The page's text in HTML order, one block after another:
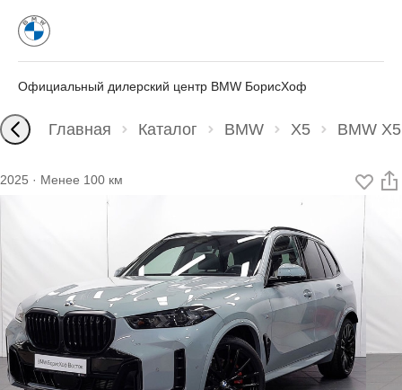
Официальный дилерский центр BMW БорисХоф
Главная Каталог BMW X5 BMW
2025 · Менее 100 км